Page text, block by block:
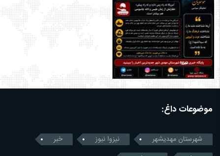
موضوعات داغ:
شهرستان مهدیشهر نیزوا نیوز
خبر